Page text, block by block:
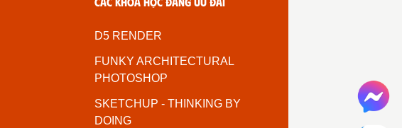
D5 RENDER
FUNKY ARCHITECTURAL
PHOTOSHOP
SKETCHUP - THINKING BY
DOING